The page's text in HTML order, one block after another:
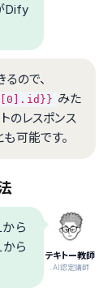
Dify
ので、
みた
のレスポンス
可能です。
テキトー教師
.AI認定講師
ら
から